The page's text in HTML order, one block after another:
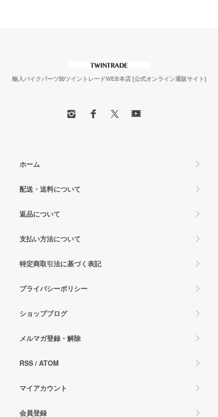
輸入バイクパーツ卸ツイントレードWEB本店 [公式オンライン通販サイト]
ホーム
配送・送料について
返品について
支払い方法について
特定商取引法に基づく表記
プライバシーポリシー
ショップブログ
メルマガ登録・解除
RSS / ATOM
マイアカウント
会員登録